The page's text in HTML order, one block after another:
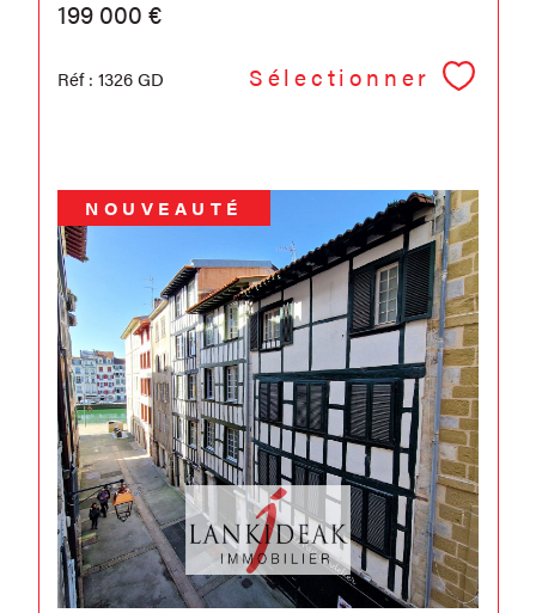
199 000 €
Réf : 1326 GD Sélectionner
NOUVEAUTÉ